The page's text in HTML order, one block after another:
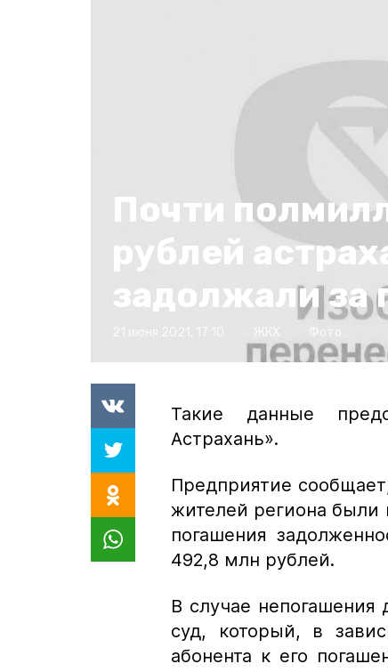
Почти
рублей
задолжали за
Такие данные
Астрахань».
Предприятие
жителей региона были
погашения
492,8 млн рублей.
В случае
суд, который, в
абонента к его